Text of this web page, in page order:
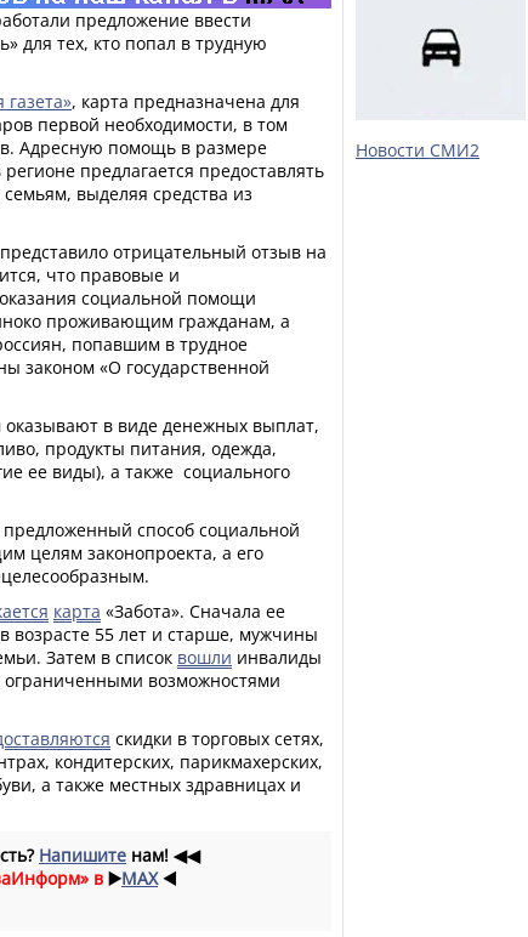
предложение ввести
для тех, кто попал в трудную
, карта предназначена для
первой необходимости, в том
Адресную помощь в размере
предлагается предоставлять
выделяя средства из
отрицательный отзыв на
что правовые и
социальной помощи
проживающим гражданам, а
попавшим в трудное
законом «О государственной
в виде денежных выплат,
продукты питания, одежда,
ее виды), а также социального
способ социальной
целям законопроекта, а его
карта «Забота». Сначала ее
55 лет и старше, мужчины
Затем в список вошли инвалиды
возможностями
скидки в торговых сетях,
кондитерских, парикмахерских,
а также местных здравницах и
Напишите нам! ◀◀
в ▶️MAX ◀️
Новости СМИ2